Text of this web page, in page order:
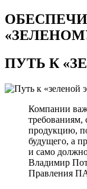
ПУТЬ К
Компании
требованиям,
продукцию,
будущего, а
и само
Владимир
Правления